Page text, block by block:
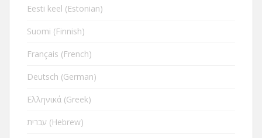
Eesti keel (Estonian)
Suomi (Finnish)
Français (French)
Deutsch (German)
Ελληνικά (Greek)
עברית (Hebrew)